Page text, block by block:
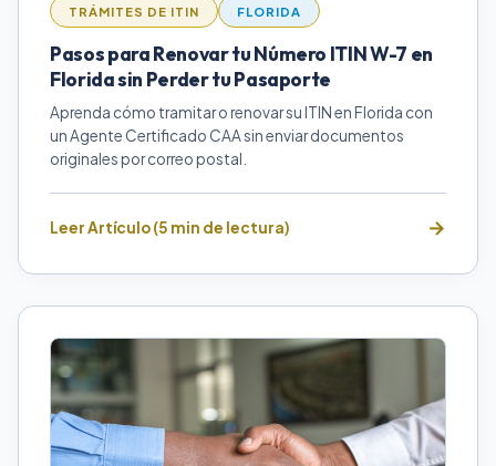
TRÁMITES DE ITIN FLORIDA
Pasos para Renovar tu Número ITIN W-7 en
Florida sin Perder tu Pasaporte
Aprenda cómo tramitar o renovar su ITIN en Florida con
un Agente Certificado CAA sin enviar documentos
originales por correo postal.
Leer Artículo (5 min de lectura)